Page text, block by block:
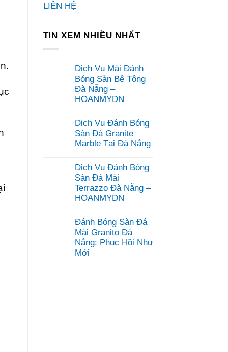
LIÊN HỆ
TIN XEM NHIỀU NHẤT
Dịch Vụ Mài Đánh
Bóng Sàn Bê Tông
Đà Nẵng –
HOANMYDN
bình
luận
ở
Dịch
Đánh
Bóng
Sàn
Bê
Tông
Đà
HOANMYDN
Dịch Vụ Đánh Bóng
Sàn Đá Granite
Marble Tại Đà Nẵng
bình
luận
ở
Dịch
Vụ
Sàn
Đá
Granite
Marble
Tại
Đà
Dịch Vụ Đánh Bóng
Sàn Đá Mài
Terrazzo Đà Nẵng –
HOANMYDN
bình
luận
ở
Dịch
Vụ
Đánh Bóng Sàn Đá
Mài Granito Đà
Nẵng: Phục Hồi Như
Mới